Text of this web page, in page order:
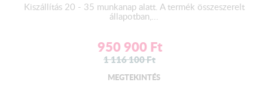
Kiszállítás 20 - 35 munkanap alatt. A termék összeszerelt
állapotban,...
950 900 Ft
1 116 100Ft
MEGTEKINTÉS